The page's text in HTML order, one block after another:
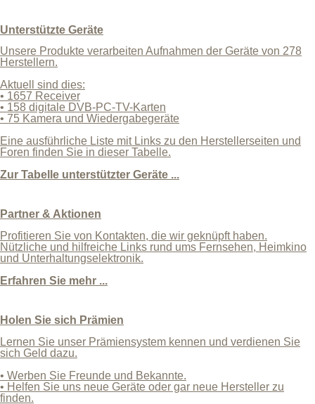
Unterstützte Geräte
Unsere Produkte verarbeiten Aufnahmen der Geräte von 278
Herstellern.
Aktuell sind dies:
• 1657 Receiver
• 158 digitale DVB-PC-TV-Karten
• 75 Kamera und Wiedergabegeräte
Eine ausführliche Liste mit Links zu den Herstellerseiten und
Foren finden Sie in dieser Tabelle.
Zur Tabelle unterstützter Geräte ...
Partner & Aktionen
Profitieren Sie von Kontakten, die wir geknüpft haben.
Nützliche und hilfreiche Links rund ums Fernsehen, Heimkino
und Unterhaltungselektronik.
Erfahren Sie mehr ...
Holen Sie sich Prämien
Lernen Sie unser Prämiensystem kennen und verdienen Sie
sich Geld dazu.
• Werben Sie Freunde und Bekannte.
• Helfen Sie uns neue Geräte oder gar neue Hersteller zu
finden.